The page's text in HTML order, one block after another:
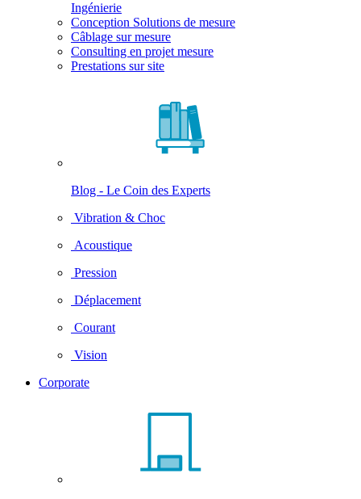
Ingénierie
Conception Solutions de mesure
Câblage sur mesure
Consulting en projet mesure
Prestations sur site
Blog - Le Coin des Experts
Vibration & Choc
Acoustique
Pression
Déplacement
Courant
Vision
Corporate